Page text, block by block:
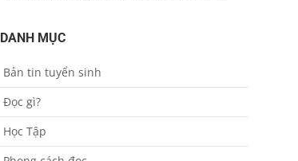
DANH MỤC
Bản tin tuyển sinh
Đọc gì?
Học Tập